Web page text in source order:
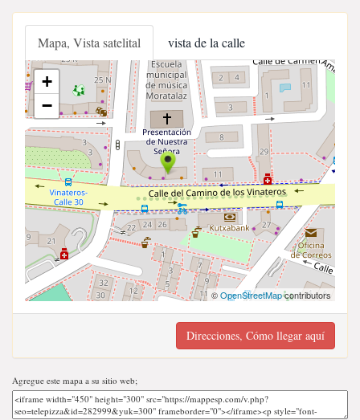
Mapa, Vista satelital vista de la calle
+
−
©OpenStreetMapcontributors
Direcciones, Cómo llegar aquí
Agregue este mapa a su sitio web;